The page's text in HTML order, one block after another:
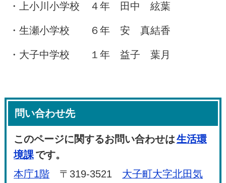
・上小川小学校 ４年 田中 絃葉
・生瀬小学校 ６年 安 真結香
・大子中学校 １年 益子 葉月
問い合わせ先
このページに関するお問い合わせは生活環
境課です。
本庁1階 〒319-3521 大子町大字北田気